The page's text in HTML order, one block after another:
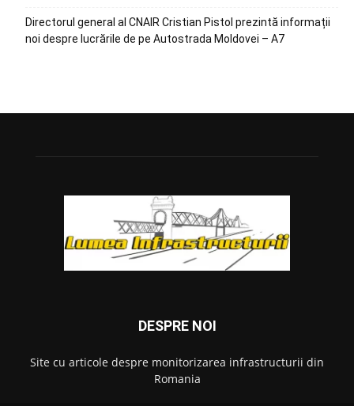
Directorul general al CNAIR Cristian Pistol prezintă informații
noi despre lucrările de pe Autostrada Moldovei – A7
DESPRE NOI
Site cu articole despre monitorizarea infrastructurii din
Romania